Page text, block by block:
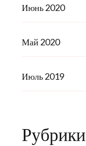
Июнь 2020
Май 2020
Июль 2019
Рубрики